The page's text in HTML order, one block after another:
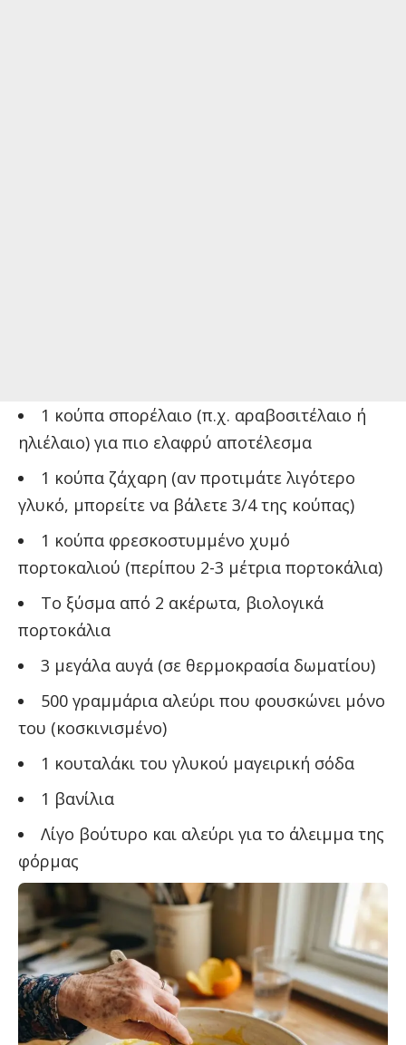
1 κούπα σπορέλαιο (π.χ. αραβοσιτέλαιο ή
ηλιέλαιο) για πιο ελαφρύ αποτέλεσμα
1 κούπα ζάχαρη (αν προτιμάτε λιγότερο
γλυκό, μπορείτε να βάλετε 3/4 της κούπας)
1 κούπα φρεσκοστυμμένο χυμό
πορτοκαλιού (περίπου 2-3 μέτρια πορτοκάλια)
Το ξύσμα από 2 ακέρωτα, βιολογικά
πορτοκάλια
3 μεγάλα αυγά (σε θερμοκρασία δωματίου)
500 γραμμάρια αλεύρι που φουσκώνει μόνο
του (κοσκινισμένο)
1 κουταλάκι του γλυκού μαγειρική σόδα
1 βανίλια
Λίγο βούτυρο και αλεύρι για το άλειμμα της
φόρμας